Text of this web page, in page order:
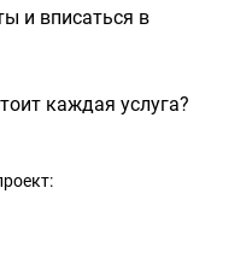
и вписаться в
каждая услуга?